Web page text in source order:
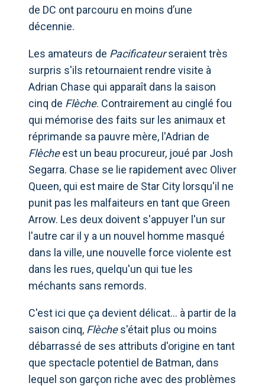
de DC ont parcouru en moins d’une
décennie.
Les amateurs de Pacificateurseraient très
surpris s'ils retournaient rendre visite à
Adrian Chase qui apparaît dans la saison
cinq de Flèche. Contrairement au cinglé fou
qui mémorise des faits sur les animaux et
réprimande sa pauvre mère, l'Adrian de
Flècheest un beau procureur, joué par Josh
Segarra. Chase se lie rapidement avec Oliver
Queen, qui est maire de Star City lorsqu'il ne
punit pas les malfaiteurs en tant que Green
Arrow. Les deux doivent s'appuyer l'un sur
l'autre car il y a un nouvel homme masqué
dans la ville, une nouvelle force violente est
dans les rues, quelqu'un qui tue les
méchants sans remords.
C'est ici que ça devient délicat… à partir de la
saison cinq, Flèches'était plus ou moins
débarrassé de ses attributs d'origine en tant
que spectacle potentiel de Batman, dans
lequel son garçon riche avec des problèmes